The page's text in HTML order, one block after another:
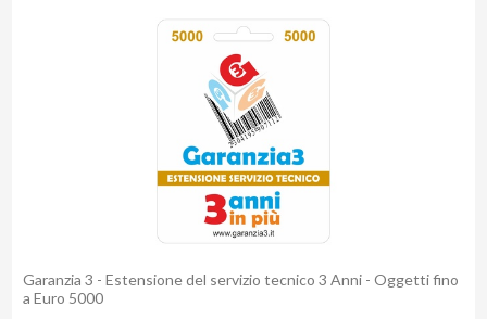
Garanzia 3 - Estensione del servizio tecnico 3 Anni - Oggetti fino
a Euro 5000